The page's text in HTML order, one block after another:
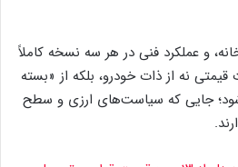
و عملکرد فنی در هر سه نسخه کاملاً
نه از ذات خودرو، بلکه از «بسته
جایی که سیاست‌های ارزی و سطح